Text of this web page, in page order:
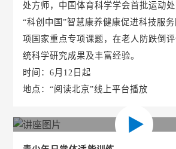
处方师，中国体育科学学会首批运动处
“科创中国”智慧康养健康促进科技服
项国家重点专项课题，在老人防跌倒
统科学研究成果及丰富经验。
时间：6月12日起
地点：“阅读北京”线上平台播放